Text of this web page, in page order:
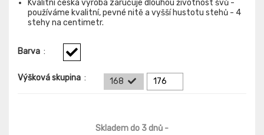
Kvalitní česká výroba zaručuje dlouhou životnost švů -
používáme kvalitní, pevné nitě a vyšší hustotu stehů - 4
stehy na centimetr.
Barva :
Výšková skupina : 168 176
Skladem do 3 dnů -